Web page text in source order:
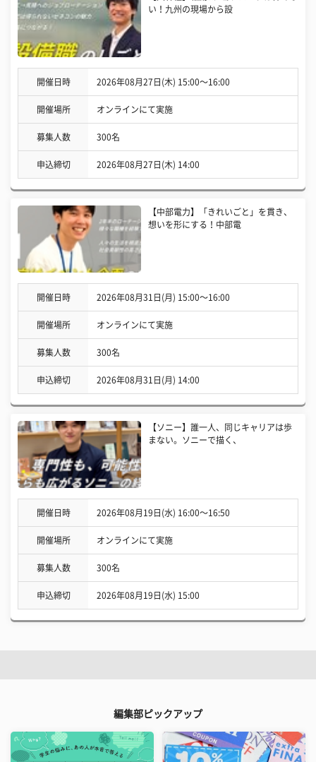
い！九州の現場から設
開催日時 2026年08月27日(木) 15:00〜16:00
開催場所 オンラインにて実施
募集人数 300名
申込締切 2026年08月27日(木) 14:00
【中部電力】「きれいごと」を貫き、
想いを形にする！中部電
開催日時 2026年08月31日(月) 15:00〜16:00
開催場所 オンラインにて実施
募集人数 300名
申込締切 2026年08月31日(月) 14:00
【ソニー】誰一人、同じキャリアは歩
まない。ソニーで描く、
開催日時 2026年08月19日(水) 16:00〜16:50
開催場所 オンラインにて実施
募集人数 300名
申込締切 2026年08月19日(水) 15:00
編集部ピックアップ